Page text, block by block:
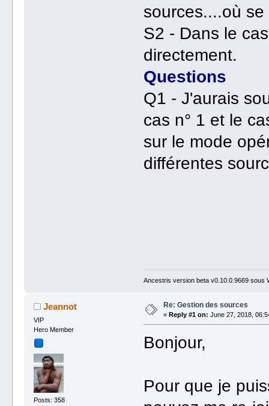
sources....où
S2 - Dans le
directement.
Questions
Q1 - J'aurais
cas n° 1 et le
sur le mode
différentes
Ancestris version beta v0.10.0.9669 sous
Jeannot
VIP
Hero Member
Posts: 358
Re: Gestion des sources
« Reply #1 on: June 27, 2018,
Bonjour,
Pour que je